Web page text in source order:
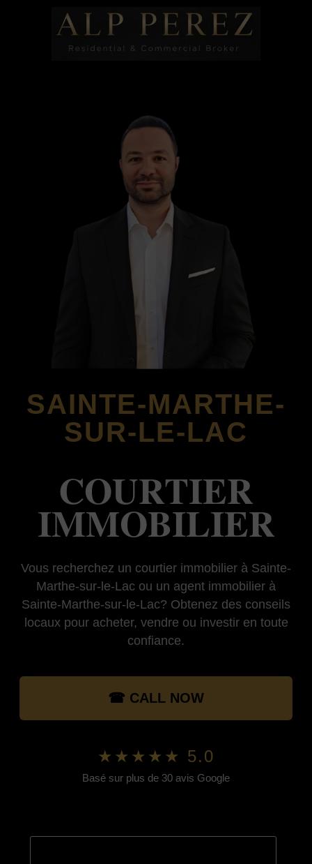
SAINTE-MARTHE-
SUR-LE-LAC
COURTIER
IMMOBILIER
Vous recherchez un courtier immobilier à Sainte-
Marthe-sur-le-Lac ou un agent immobilier à
Sainte-Marthe-sur-le-Lac? Obtenez des conseils
locaux pour acheter, vendre ou investir en toute
confiance.
☎ CALL NOW
★★★★★ 5.0
Basé sur plus de 30 avis Google